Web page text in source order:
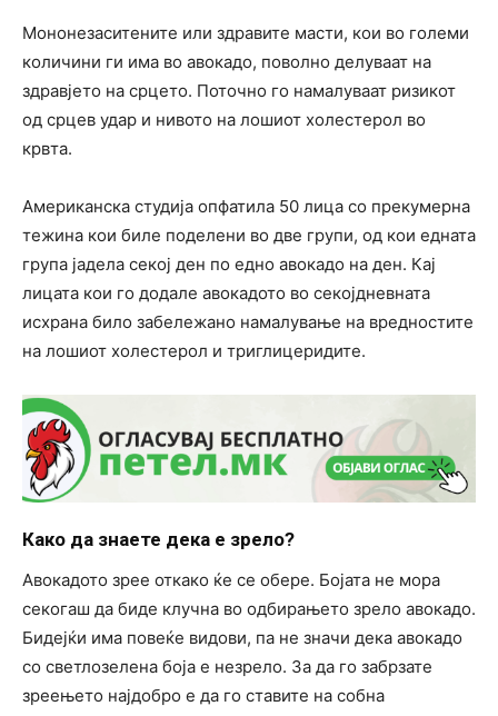
Мононезаситените или здравите масти, кои во големи
количини ги има во авокадо, поволно делуваат на
здравјето на срцето. Поточно го намалуваат ризикот
од срцев удар и нивото на лошиот холестерол во
крвта.
Американска студија опфатила 50 лица со прекумерна
тежина кои биле поделени во две групи, од кои едната
група јадела секој ден по едно авокадо на ден. Кај
лицата кои го додале авокадото во секојдневната
исхрана било забележано намалување на вредностите
на лошиот холестерол и триглицеридите.
Како да знаете дека е зрело?
Авокадото зрее откако ќе се обере. Бојата не мора
секогаш да биде клучна во одбирањето зрело авокадо.
Бидејќи има повеќе видови, па не значи дека авокадо
со светлозелена боја е незрело. За да го забрзате
зреењето најдобро е да го ставите на собна